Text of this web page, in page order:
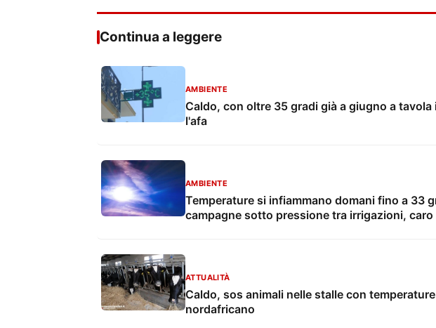
Continua a leggere
AMBIENTE
Caldo, con oltre 35 gradi già a giugno a
l'afa
AMBIENTE
Temperature si infiammano domani fino a 33
campagne sotto pressione tra irrigazioni,
ATTUALITÀ
Caldo, sos animali nelle stalle con
nordafricano